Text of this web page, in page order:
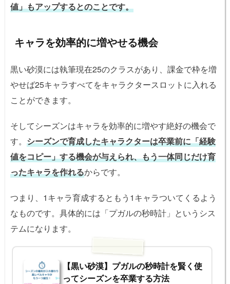
値」もアップするとのことです。
キャラを効率的に増やせる機会
黒い砂漠には執筆現在25のクラスがあり、課金で枠を増
やせば25キャラすべてをキャラクタースロットに入れる
ことができます。
そしてシーズンはキャラを効率的に増やす絶好の機会で
す。 シーズンで育成したキャラクターは卒業前に「経験
値をコピー」する機会が与えられ、もう一体同じだけ育
ったキャラを作れるからです。
つまり、1キャラ育成するともう1キャラついてくるよう
なものです。具体的には「プガルの秒時計」というシス
テムになります。
【黒い砂漠】プガルの秒時計を賢く使
ってシーズンを卒業する方法